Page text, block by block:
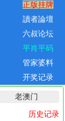
正版挂牌
讀者論壇
六叔论坛
平肖平码
管家婆料
开奖记录